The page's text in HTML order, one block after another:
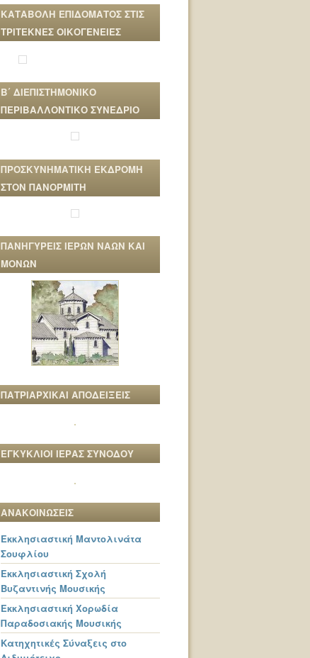
ΚΑΤΑΒΟΛΗ ΕΠΙΔΟΜΑΤΟΣ ΣΤΙΣ
ΤΡΙΤΕΚΝΕΣ ΟΙΚΟΓΕΝΕΙΕΣ
Β΄ ΔΙΕΠΙΣΤΗΜΟΝΙΚΟ
ΠΕΡΙΒΑΛΛΟΝΤΙΚΟ ΣΥΝΕΔΡΙΟ
ΠΡΟΣΚΥΝΗΜΑΤΙΚΗ ΕΚΔΡΟΜΗ
ΣΤΟΝ ΠΑΝΟΡΜΙΤΗ
ΠΑΝΗΓΥΡΕΙΣ ΙΕΡΩΝ ΝΑΩΝ ΚΑΙ
ΜΟΝΩΝ
ΠΑΤΡΙΑΡΧΙΚΑΙ ΑΠΟΔΕΙΞΕΙΣ
ΕΓΚΥΚΛΙΟΙ ΙΕΡΑΣ ΣΥΝΟΔΟΥ
ΑΝΑΚΟΙΝΩΣΕΙΣ
Εκκλησιαστική Μαντολινάτα
Σουφλίου
Εκκλησιαστική Σχολή
Βυζαντινής Μουσικής
Εκκλησιαστική Χορωδία
Παραδοσιακής Μουσικής
Κατηχητικές Σύναξεις στο